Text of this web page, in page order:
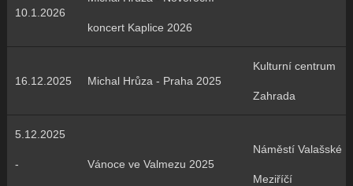
10.1.2026
koncert Kaplice 2026
16.12.2025 Michal Hrůza - Praha 2025
Kulturní centrum
Zahrada
5.12.2025
- Vánoce ve Valmezu 2025
Náměstí Valašské
Meziříčí